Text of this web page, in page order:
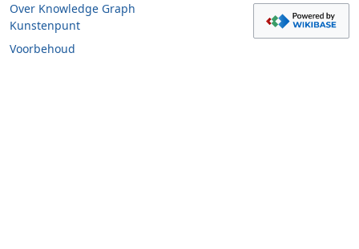
Over Knowledge Graph
Kunstenpunt
Voorbehoud